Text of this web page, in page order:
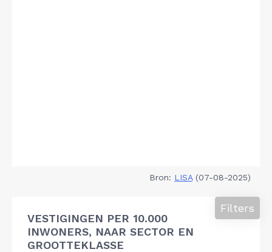
Bron: LISA(07-08-2025)
VESTIGINGEN PER 10.000
INWONERS, NAAR SECTOR EN
GROOTTEKLASSE
Filters